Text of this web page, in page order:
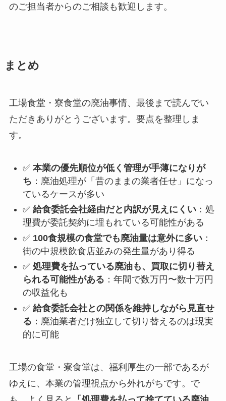
のご担当者からのご相談も歓迎します。
まとめ
工場食堂・寮食堂の廃油事情、最後まで読んでい
ただきありがとうございます。要点を整理しま
す。
✅ 本業の優先順位が低く管理が手薄になりが
ち ：廃油処理が「昔のままの業者任せ」になっ
ているケースが多い
✅ 給食委託会社経由だと内訳が見えにくい：処
理費が委託契約に埋もれている可能性がある
✅ 100食規模の食堂でも廃油量は意外に多い：
街の中規模飲食店並みの発生量があり得る
✅ 処理費を払っている廃油も、買取に切り替え
られる可能性がある ：年間で数万円〜数十万円
の収益化も
✅ 給食委託会社との関係を維持しながら見直せ
る ：廃油業者だけ独立して切り替えるのは現実
的に可能
工場の食堂・寮食堂は、福利厚生の一部であるが
ゆえに、本業の管理視点から外れがちです。で